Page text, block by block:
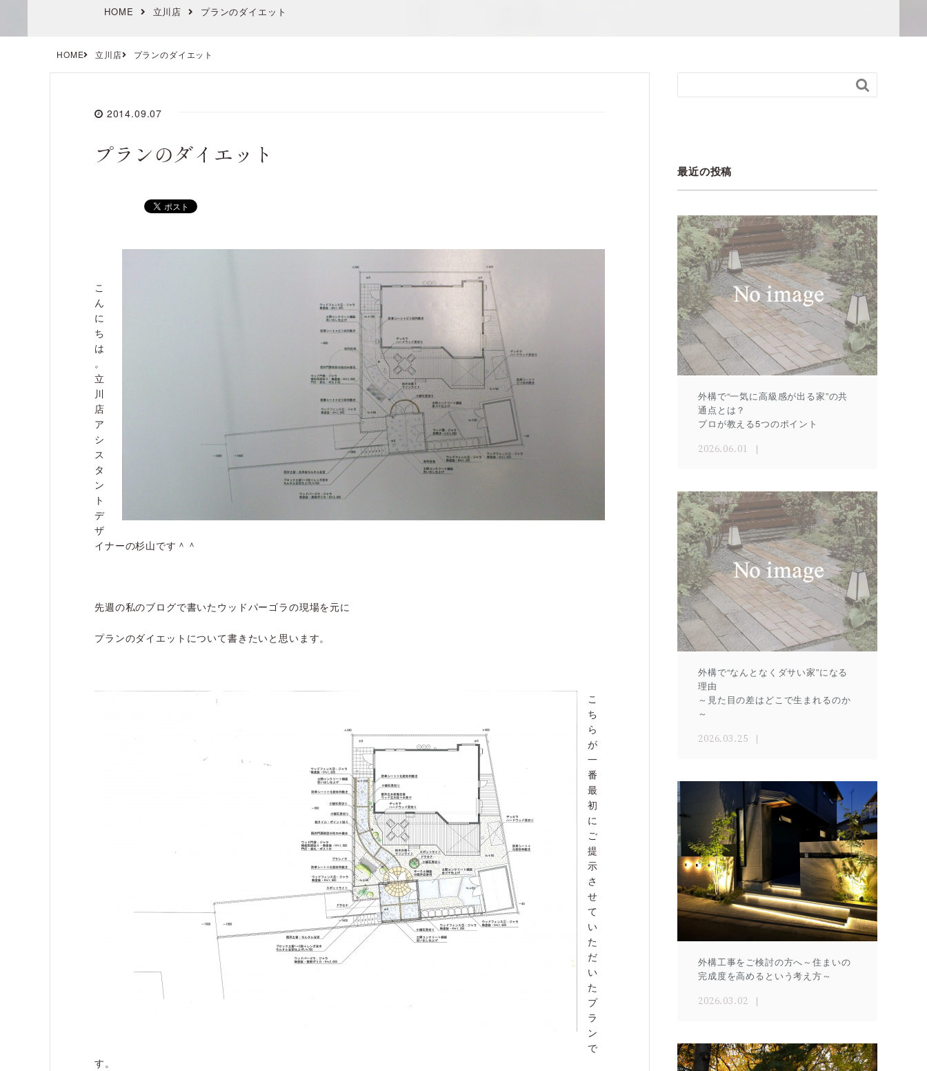
HOME 立川店 プランのダイエット
HOME 立川店 プランのダイエット
2014.09.07
プランのダイエット
こ
ん
に
ち
は
。
立
川
店
ア
シ
ス
タ
ン
ト
デ
ザ
イナーの杉山です＾＾
先週の私のブログで書いたウッドパーゴラの現場を元に
プランのダイエットについて書きたいと思います。
こ
ち
ら
が
一
番
最
初
に
ご
提
示
さ
せ
て
い
た
だ
い
た
プ
ラ
ン
で
す。

最近の投稿
外構で“一気に高級感が出る家”の共
通点とは？
プロが教える5つのポイント
2026.06.01
外構で“なんとなくダサい家”になる
理由
～見た目の差はどこで生まれるのか
～
2026.03.25
外構工事をご検討の方へ～住まいの
完成度を高めるという考え方～
2026.03.02